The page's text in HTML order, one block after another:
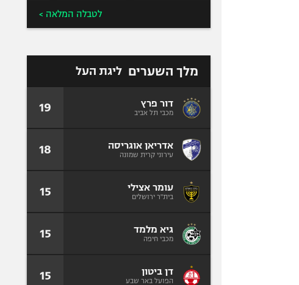
לטבלה המלאה >
מלך השערים ליגת העל
דור פרץ
מכבי תל אביב 19
אדריאן אוגריסה
עירוני קרית שמונה 18
עומר אצילי
בית"ר ירושלים 15
גיא מלמד
מכבי חיפה 15
דן ביטון
הפועל באר שבע 15